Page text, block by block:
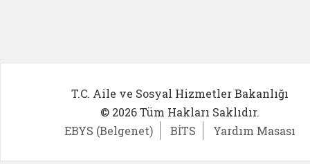
T.C. Aile ve Sosyal Hizmetler Bakanlığı
© 2026 Tüm Hakları Saklıdır.
EBYS (Belgenet)
BİTS Yardım Masası